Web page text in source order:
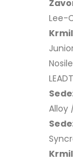
Lee-
Alloy